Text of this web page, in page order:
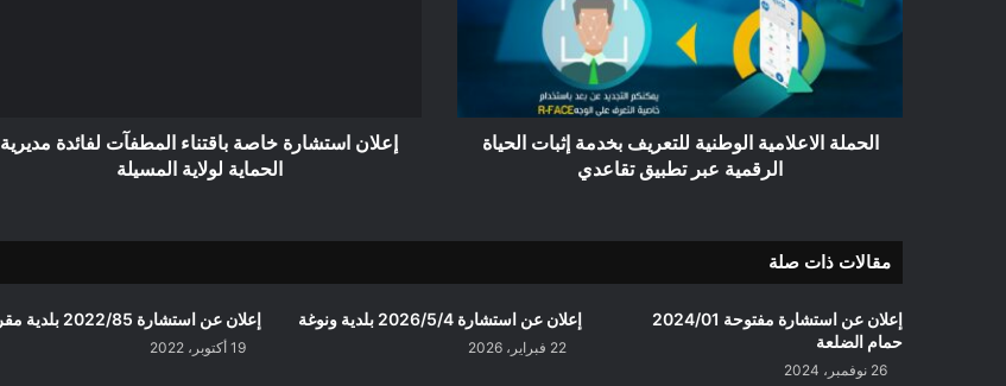
إثبات
الحياة
عبر
تطبيقالحملة الاعلامية الوطنية للتعريف بخدمة إثبات الحياة
الرقمية عبر تطبيق تقاعدي
المسيلة
إعلان استشارة خاصة باقتناء المطفآت لفائدة مديرية
الحماية لولاية المسيلة
مقالات ذات صلة
إعلان عن استشارة مفتوحة 2024/01
حمام الضلعة
26 نوفمبر، 2024
إعلان عن استشارة 2026/5/4 بلدية ونوغة
22 فبراير، 2026
إعلان عن استشارة 2022/85 بلدية مقرة
19 أكتوبر، 2022